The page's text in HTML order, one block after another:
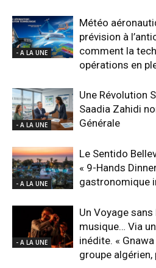
- A LA UNE
Météo
prévision à
comment la
opérations en
- A LA UNE
Une Révolution
Saadia Zahidi
Générale
- A LA UNE
Le Sentido
« 9-Hands
gastronomique
- A LA UNE
Un Voyage
musique… Via
inédite. «
groupe algérien,